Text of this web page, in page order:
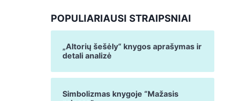
POPULIARIAUSI STRAIPSNIAI
„Altorių šešėly“ knygos aprašymas ir
detali analizė
Simbolizmas knygoje “Mažasis